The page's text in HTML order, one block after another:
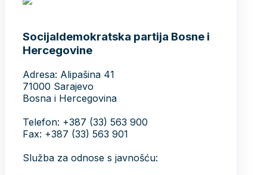
Socijaldemokratska partija Bosne i
Hercegovine
Adresa: Alipašina 41
71000 Sarajevo
Bosna i Hercegovina
Telefon: +387 (33) 563 900
Fax: +387 (33) 563 901
Služba za odnose s javnošću: